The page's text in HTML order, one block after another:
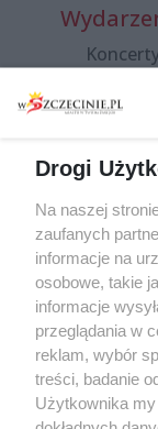
Spacery i
targi
Więcej
Drogi
Na naszej
zaufanych
informacje na
osobowe, takie
informacje
przeglądania w
reklam, wybór
treści, badanie
Użytkownika